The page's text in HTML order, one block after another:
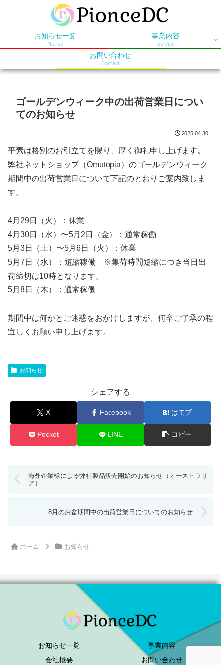
お知らせ一覧
Notice
事業内容
Survice
お問い合わせ
Contact
ゴールデンウィーク中の出荷営業日につい
てのお知らせ
2025.04.30
平素は格別のお引立てを賜り、厚く御礼申し上げます。
弊社ネットショップ（Omutopia）のゴールデンウィーク
期間中の出荷営業日について下記のとおりご案内致しま
す。
4月29日（火）：休業
4月30日（水）〜5月2日（金）：通常稼働
5月3日（土）〜5月6日（火）：休業
5月7日（水）：短縮稼働 ※集荷時間短縮につき当日出
荷締切は10時となります。
5月8日（木）：通常稼働
期間中は何かとご迷惑をおかけしますが、何卒ご了承の程
宜しくお願い申し上げます。
お知らせ
シェアする
X Facebook はてブ
Pocket LINE コピー
海外企業様による弊社製品販売開始のお知らせ（オーストラリ
ア）
8月のお盆期間中の出荷営業日についてのお知らせ
ホーム お知らせ
お知らせ一覧
事業内容
会社概要
お問い合わせ